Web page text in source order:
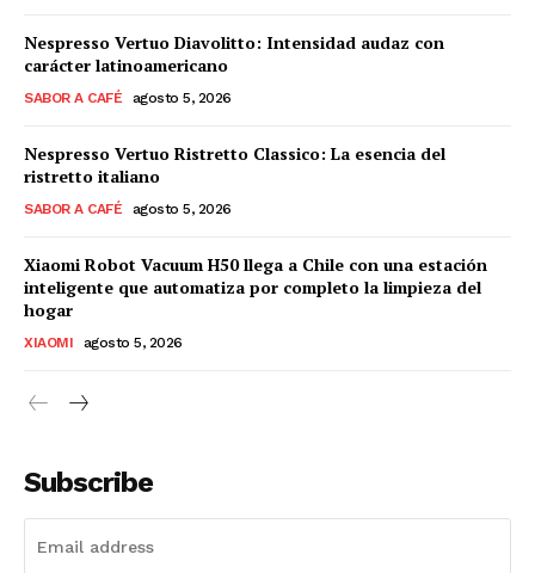
Nespresso Vertuo Diavolitto: Intensidad audaz con
carácter latinoamericano
SABOR A CAFÉ agosto 5, 2026
Nespresso Vertuo Ristretto Classico: La esencia del
ristretto italiano
SABOR A CAFÉ agosto 5, 2026
Xiaomi Robot Vacuum H50 llega a Chile con una estación
inteligente que automatiza por completo la limpieza del
hogar
XIAOMI agosto 5, 2026
Subscribe